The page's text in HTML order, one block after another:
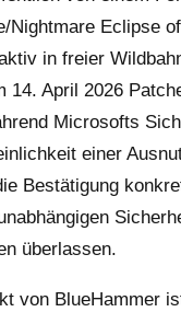
Nightmare Eclipse
in freier
14. April 2026
Microsofts
einer
Bestätigung
überlassen.
von BlueHammer